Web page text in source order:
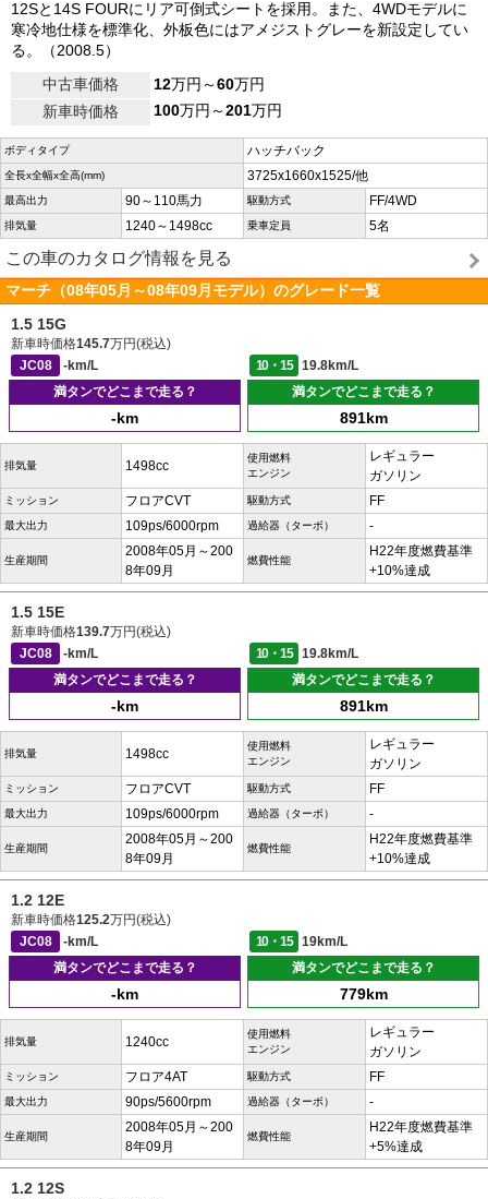
12Sと14S FOURにリア可倒式シートを採用。また、4WDモデルに
寒冷地仕様を標準化、外板色にはアメジストグレーを新設定してい
る。（2008.5）
中古車価格
12万円～60万円
新車時価格
100万円～201万円
ボディタイプ ハッチバック
全長x全幅x全高(mm) 3725x1660x1525/他
最高出力 90～110馬力 駆動方式 FF/4WD
排気量 1240～1498cc 乗車定員 5名
この車のカタログ情報を見る
マーチ（08年05月～08年09月モデル）のグレード一覧
1.5 15G
新車時価格145.7万円(税込)
JC08
-km/L 10・15
19.8km/L
満タンでどこまで走る？
-km
満タンでどこまで走る？
891km
排気量 1498cc
使用燃料
エンジン
レギュラー
ガソリン
ミッション フロアCVT 駆動方式 FF
最大出力 109ps/6000rpm 過給器（ターボ） -
生産期間
2008年05月～200
8年09月
燃費性能
H22年度燃費基準
+10%達成
1.5 15E
新車時価格139.7万円(税込)
JC08
-km/L 10・15
19.8km/L
満タンでどこまで走る？
-km
満タンでどこまで走る？
891km
排気量 1498cc
使用燃料
エンジン
レギュラー
ガソリン
ミッション フロアCVT 駆動方式 FF
最大出力 109ps/6000rpm 過給器（ターボ） -
生産期間
2008年05月～200
8年09月
燃費性能
H22年度燃費基準
+10%達成
1.2 12E
新車時価格125.2万円(税込)
JC08
-km/L 10・15
19km/L
満タンでどこまで走る？
-km
満タンでどこまで走る？
779km
排気量 1240cc
使用燃料
エンジン
レギュラー
ガソリン
ミッション フロア4AT 駆動方式 FF
最大出力 90ps/5600rpm 過給器（ターボ） -
生産期間
2008年05月～200
8年09月
燃費性能
H22年度燃費基準
+5%達成
1.2 12S